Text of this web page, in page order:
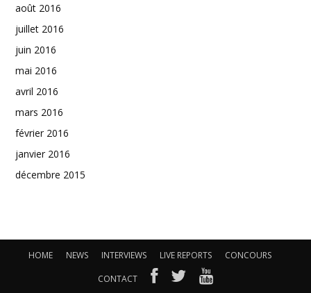
août 2016
juillet 2016
juin 2016
mai 2016
avril 2016
mars 2016
février 2016
janvier 2016
décembre 2015
HOME NEWS INTERVIEWS LIVE REPORTS
CONCOURS
CONTACT